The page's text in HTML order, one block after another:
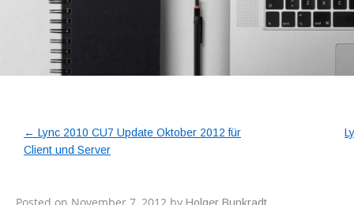
← Lync 2010 CU7 Update Oktober 2012 für
Client und Server